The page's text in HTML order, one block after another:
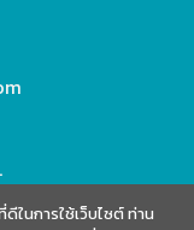
.
ในการใช้เว็บไซต์ ท่าน